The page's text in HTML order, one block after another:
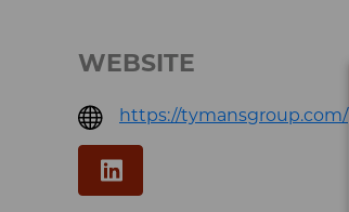
WEBSITE
https://tymansgroup.com/